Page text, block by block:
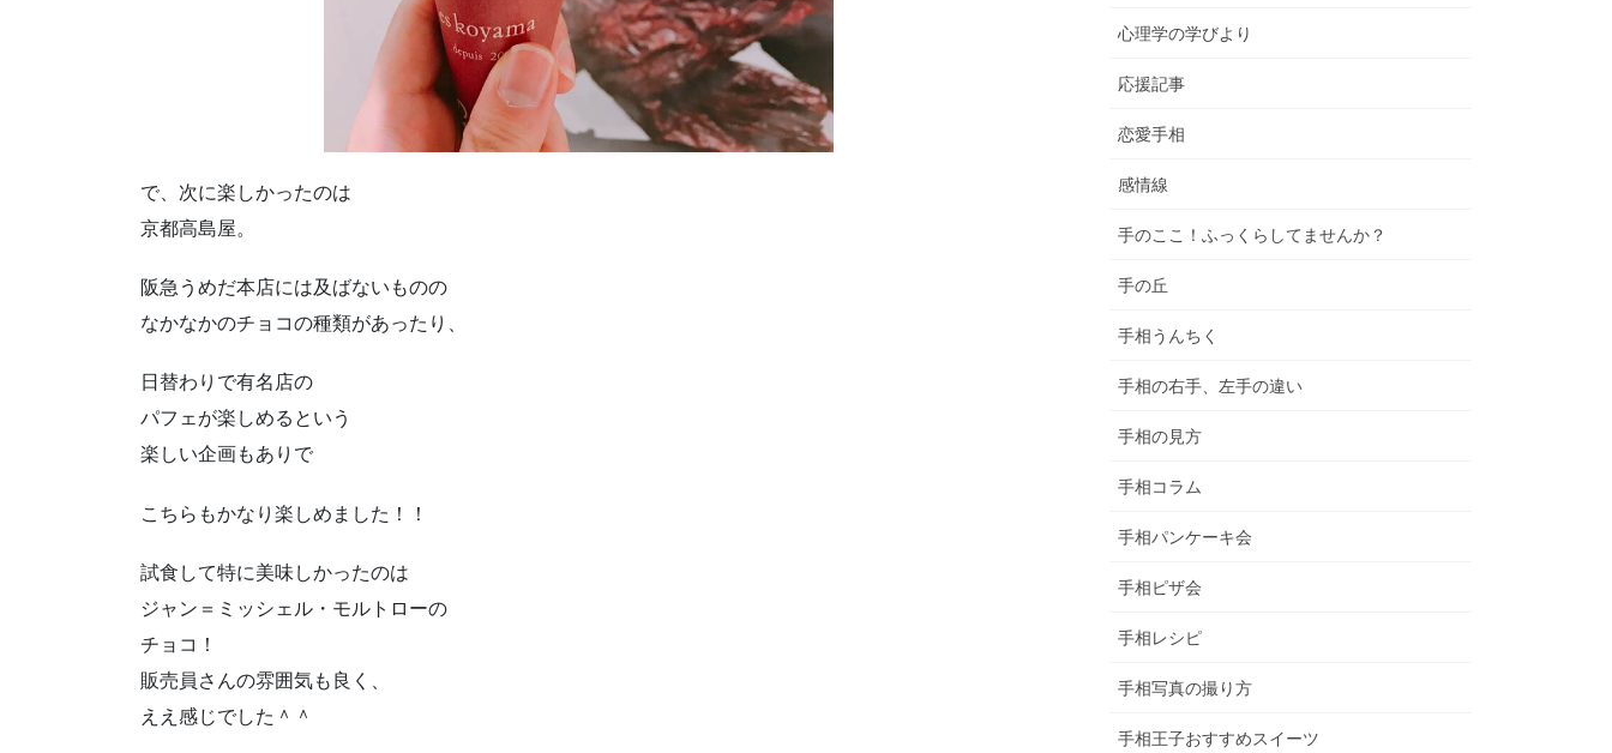
で、次に楽しかったのは
京都高島屋。
阪急うめだ本店には及ばないものの
なかなかのチョコの種類があったり、
日替わりで有名店の
パフェが楽しめるという
楽しい企画もありで
こちらもかなり楽しめました！！
試食して特に美味しかったのは
ジャン＝ミッシェル・モルトローの
チョコ！
販売員さんの雰囲気も良く、
ええ感じでした＾＾
心理学の学びより
応援記事
恋愛手相
感情線
手のここ！ふっくらしてませんか？
手の丘
手相うんちく
手相の右手、左手の違い
手相の見方
手相コラム
手相パンケーキ会
手相ピザ会
手相レシピ
手相写真の撮り方
手相王子おすすめスイーツ